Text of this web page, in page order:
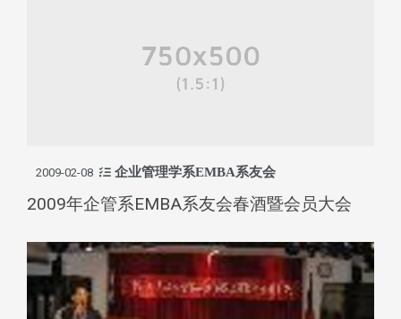
2009-02-08 企业管理学系EMBA系友会
2009年企管系EMBA系友会春酒暨会员大会